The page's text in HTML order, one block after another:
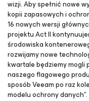
wizji. Aby spełnić nowe
kopii zapasowych i
16 nowych wersji
projektu Act II
środowiska
rozwijamy nowe
kwartale będziemy mogli
naszego flagowego
sposób Veeam po raz
modelu ochrony danych”.